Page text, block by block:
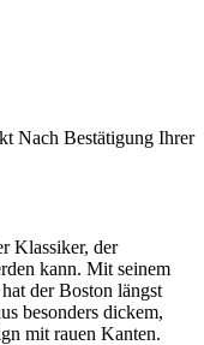
Nach Bestätigung Ihrer
Klassiker, der
kann. Mit seinem
der Boston längst
besonders dickem,
mit rauen Kanten.